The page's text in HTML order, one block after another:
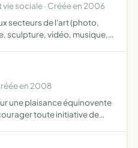
vie sociale · Créée en 2006
secteurs de l'art (photo,
sculpture, vidéo, musique,
en 2008
une plaisance équinovente
toute initiative de